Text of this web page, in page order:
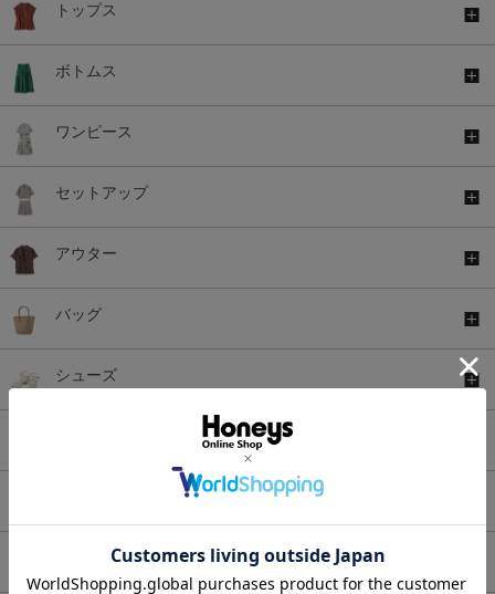
トップス
ボトムス
ワンピース
セットアップ
アウター
バッグ
シューズ